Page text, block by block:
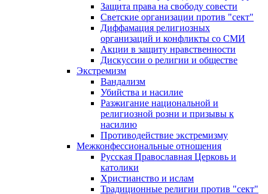
Защита права на свободу совести
Светские организации против "сект"
Диффамация религиозных
организаций и конфликты со СМИ
Акции в защиту нравственности
Дискуссии о религии и обществе
Экстремизм
Вандализм
Убийства и насилие
Разжигание национальной и
религиозной розни и призывы к
насилию
Противодействие экстремизму
Межконфессиональные отношения
Русская Православная Церковь и
католики
Христианство и ислам
Традиционные религии против "сект"